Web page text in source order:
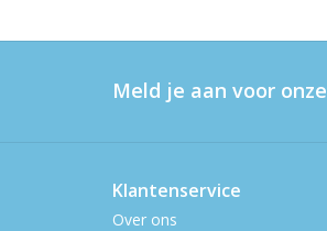
Meld je aan voor
Klantenservice
Over ons